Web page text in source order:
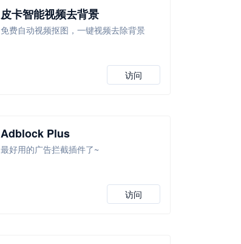
皮卡智能视频去背景
免费自动视频抠图，一键视频去除背景
访问
Adblock Plus
最好用的广告拦截插件了~
访问